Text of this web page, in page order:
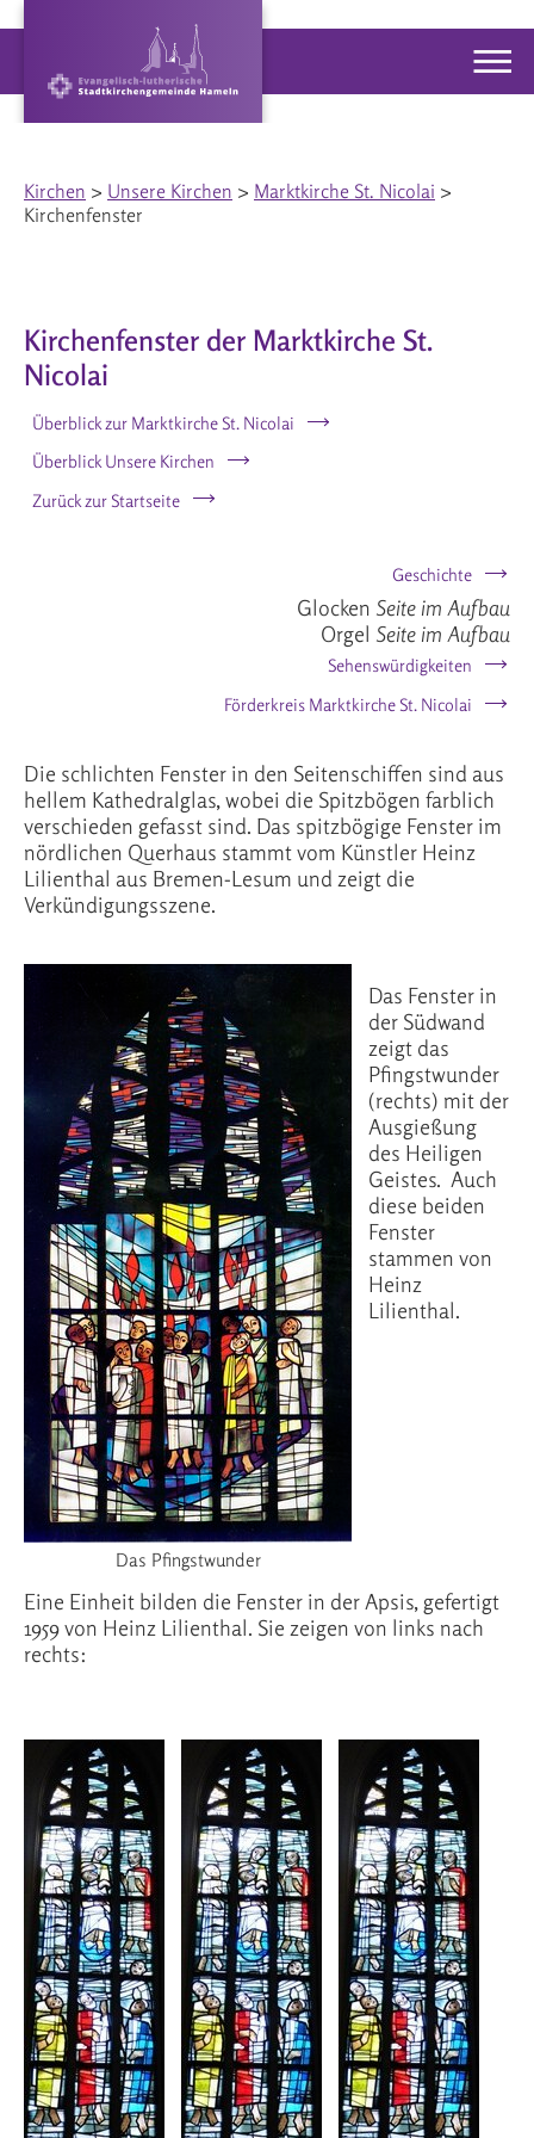
Kirchen > Unsere Kirchen > Marktkirche St. Nicolai >
Kirchenfenster
Kirchenfenster der Marktkirche St.
Nicolai
Überblick zur Marktkirche St. Nicolai
Überblick Unsere Kirchen
Zurück zur Startseite
Geschichte
Glocken Seite im Aufbau
Orgel Seite im Aufbau
Sehenswürdigkeiten
Förderkreis Marktkirche St. Nicolai
Die schlichten Fenster in den Seitenschiffen sind aus
hellem Kathedralglas, wobei die Spitzbögen farblich
verschieden gefasst sind. Das spitzbögige Fenster im
nördlichen Querhaus stammt vom Künstler Heinz
Lilienthal aus Bremen-Lesum und zeigt die
Verkündigungsszene.
Das Pfingstwunder
Das Fenster in
der Südwand
zeigt das
Pfingstwunder
(rechts) mit der
Ausgießung
des Heiligen
Geistes. Auch
diese beiden
Fenster
stammen von
Heinz
Lilienthal.
Eine Einheit bilden die Fenster in der Apsis, gefertigt
1959 von Heinz Lilienthal. Sie zeigen von links nach
rechts: